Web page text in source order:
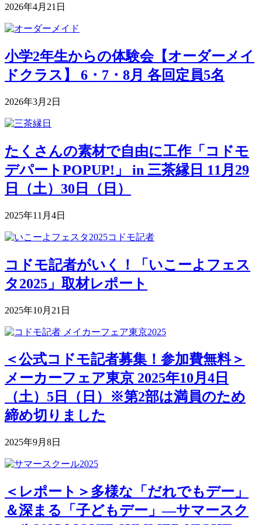
2026年4月21日
小学2年生からの体験会【オーダーメイ
ドクラス】 6・7・8月 各回定員5名
2026年3月2日
たくさんの素材で自由に工作「コドモ
デパートPOPUP!」 in 三茶縁日 11月29
日（土）30日（日）
2025年11月4日
コドモ記者がいく！「いこーよフェス
タ2025」取材レポート
2025年10月21日
＜公式コドモ記者募集！参加費無料＞
メーカーフェア東京 2025年10月4日
（土）5日（日）※第2部は満員のため
締め切りました
2025年9月8日
＜レポート＞多様な「だれでもデー」
＆深まる「子どもデー」―サマースク